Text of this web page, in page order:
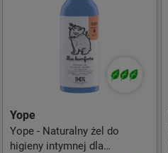
Yope
Yope - Naturalny żel do
higieny intymnej dla